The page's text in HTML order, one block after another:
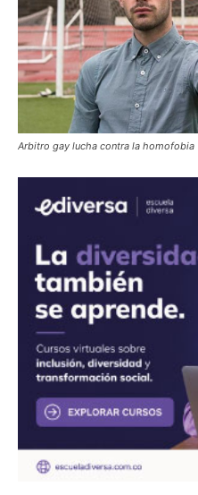
Arbitro gay lucha contra la homofobia